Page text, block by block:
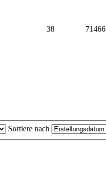
38 71466
Sortiere nach